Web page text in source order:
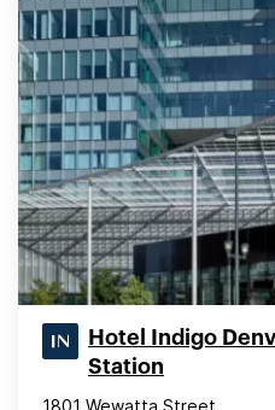
Hotel Indigo
Station
1801 Wewatta Street